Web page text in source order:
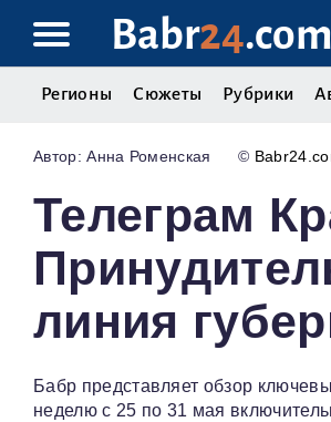
Babr24.com
Регионы Сюжеты Рубрики
Анна Роменская ©
Телеграм
линия
Бабр представляет обзор
неделю с 25 по 31 мая